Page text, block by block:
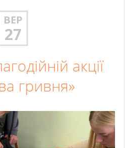
ВЕР
27
акції
гривня»